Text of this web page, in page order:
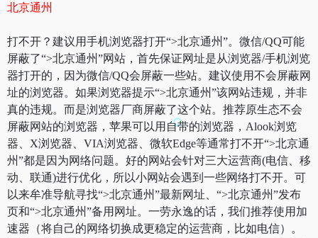
北京通州
打不开？建议用手机浏览器打开“>北京通州”。微信/QQ可能
屏蔽了“>北京通州”网站，首先保证网址是从浏览器/手机浏览
器打开的，因为微信/QQ会屏蔽一些站。建议使用不会屏蔽网
址的浏览器。如果浏览器提示“>北京通州”该网站违规，并非
真的违规。而是浏览器厂商屏蔽了这个站。推荐原生态不会
屏蔽网站的浏览器，苹果可以用自带的浏览器，Alook浏览
器、X浏览器、VIA浏览器、微软Edge等通常打不开“>北京通
州”都是因为网络问题。好的网站会针对三大运营商(电信、移
动、联通)进行优化，所以小网站会遇到一些网络打不开。可
以来牟准导航寻找“>北京通州”最新网址、“>北京通州”发布
页和“>北京通州”备用网址。一劳永逸的话，我们推荐使用加
速器（将自己的网络切换成更稳定的运营商，比如电信）。